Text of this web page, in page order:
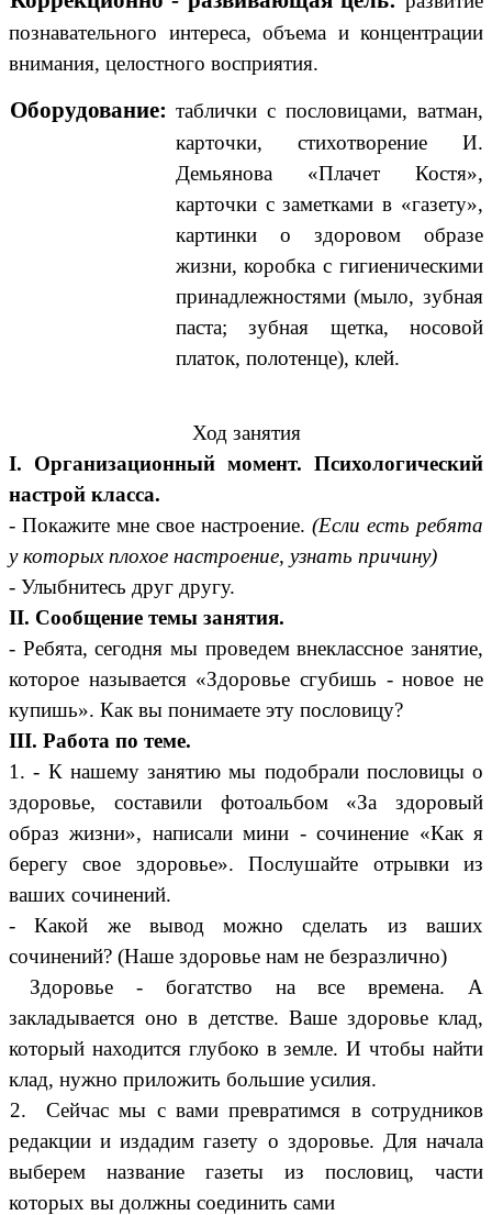
познавательного интереса, объема и концентрации
внимания, целостного восприятия.
Оборудование:таблички с пословицами, ватман,
карточки, стихотворение И.
Демьянова «Плачет Костя»,
карточки с заметками в «газету»,
картинки о здоровом образе
жизни, коробка с гигиеническими
принадлежностями (мыло, зубная
паста; зубная щетка, носовой
платок, полотенце), клей.
Ход занятия
I. Организационный момент. Психологический
настрой класса.
- Покажите мне свое настроение. (Если есть ребята
у которых плохое настроение, узнать причину)
- Улыбнитесь друг другу.
II. Сообщение темы занятия.
- Ребята, сегодня мы проведем внеклассное занятие,
которое называется «Здоровье сгубишь - новое не
купишь». Как вы понимаете эту пословицу?
III. Работа по теме.
1. - К нашему занятию мы подобрали пословицы о
здоровье, составили фотоальбом «За здоровый
образ жизни», написали мини - сочинение «Как я
берегу свое здоровье». Послушайте отрывки из
ваших сочинений.
- Какой же вывод можно сделать из ваших
сочинений? (Наше здоровье нам не безразлично)
Здоровье - богатство на все времена. А
закладывается оно в детстве. Ваше здоровье клад,
который находится глубоко в земле. И чтобы найти
клад, нужно приложить большие усилия.
2. Сейчас мы с вами превратимся в сотрудников
редакции и издадим газету о здоровье. Для начала
выберем название газеты из пословиц, части
которых вы должны соединить сами